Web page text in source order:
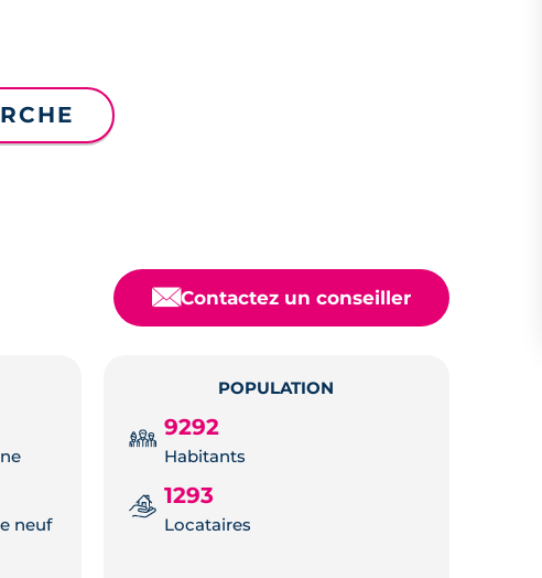
📧Contactez un conseiller
neuf
POPULATION
9292
Habitants
1293
Locataires